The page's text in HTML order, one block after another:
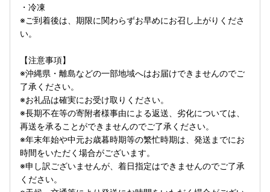
・冷凍
※ご到着後は、期限に関わらずお早めにお召し上がりくださ
い。
【注意事項】
※沖縄県・離島などの一部地域へはお届けできませんのでご
了承ください。
※お礼品は確実にお受け取りください。
※長期不在等の寄附者様事由による返送、劣化については、
再送を承ることができませんのでご了承ください。
※年末年始や中元お歳暮時期等の繁忙時期は、発送までにお
時間をいただく場合がございます。
※申し訳ございませんが、着日指定はできませんのでご了承
ください。